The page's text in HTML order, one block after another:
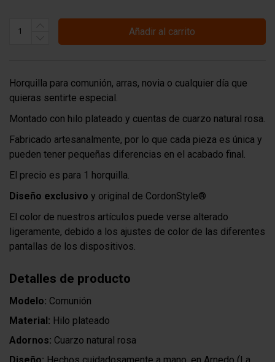
Añadir al carrito
Horquilla para comunión, arras, novia o cualquier día que
quieras sentirte especial.
Montado con hilo plateado y cuentas de cuarzo natural rosa.
Fabricado artesanalmente, por lo que cada pieza es única y
pueden tener pequeñas diferencias en el acabado final.
El precio es para 1 horquilla.
Diseño exclusivo y original de CordonStyle®
El color de nuestros artículos puede verse alterado
ligeramente, debido a los ajustes de color de las diferentes
pantallas de los dispositivos.
Detalles de producto
Modelo: Comunión
Material: Hilo plateado
Adornos: Cuarzo natural rosa